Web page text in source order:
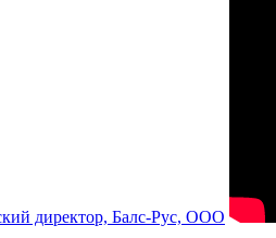
директор, Балс-Рус, ООО